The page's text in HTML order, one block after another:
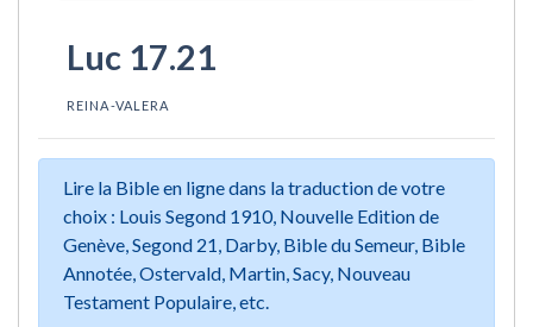
Luc 17.21
REINA-VALERA
Lire la Bible en ligne dans la traduction de votre
choix : Louis Segond 1910, Nouvelle Edition de
Genève, Segond 21, Darby, Bible du Semeur, Bible
Annotée, Ostervald, Martin, Sacy, Nouveau
Testament Populaire, etc.